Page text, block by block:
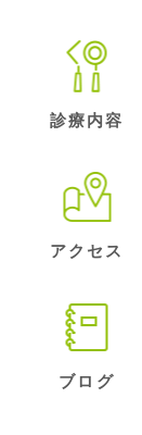
診療内容
アクセス
ブログ